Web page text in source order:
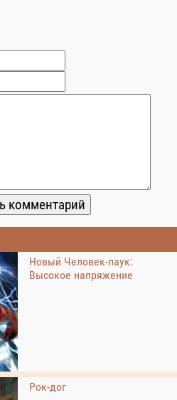
Новый Человек-паук:
Высокое напряжение
Рок-дог